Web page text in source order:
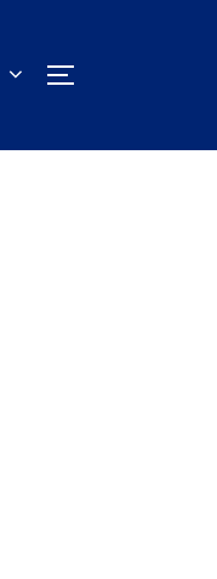
PERMUTER